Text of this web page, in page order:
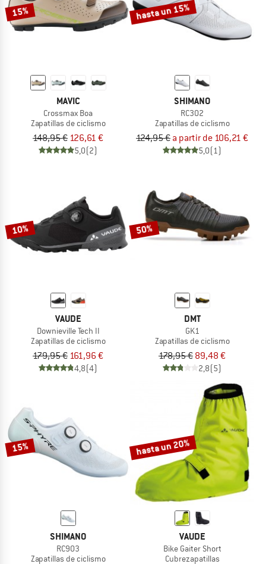
15%
MAVIC
Crossmax Boa
Zapatillas de ciclismo
148,95 € 126,61 €
5,0(2)
hasta un 15%
SHIMANO
RC302
Zapatillas de ciclismo
124,95 € a partir de 106,21 €
5,0(1)
10%
VAUDE
Downieville Tech II
Zapatillas de ciclismo
179,95 € 161,96 €
4,8(4)
50%
DMT
GK1
Zapatillas de ciclismo
178,95 € 89,48 €
2,8(5)
15%
SHIMANO
RC903
Zapatillas de ciclismo
hasta un 20%
VAUDE
Bike Gaiter Short
Cubrezapatillas